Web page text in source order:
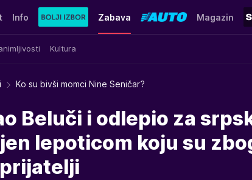
Info Zabava
Kultura
Magazin
Ko su bivši momci Nine Seničar?
Beluči i odlepio za
lepoticom koju su